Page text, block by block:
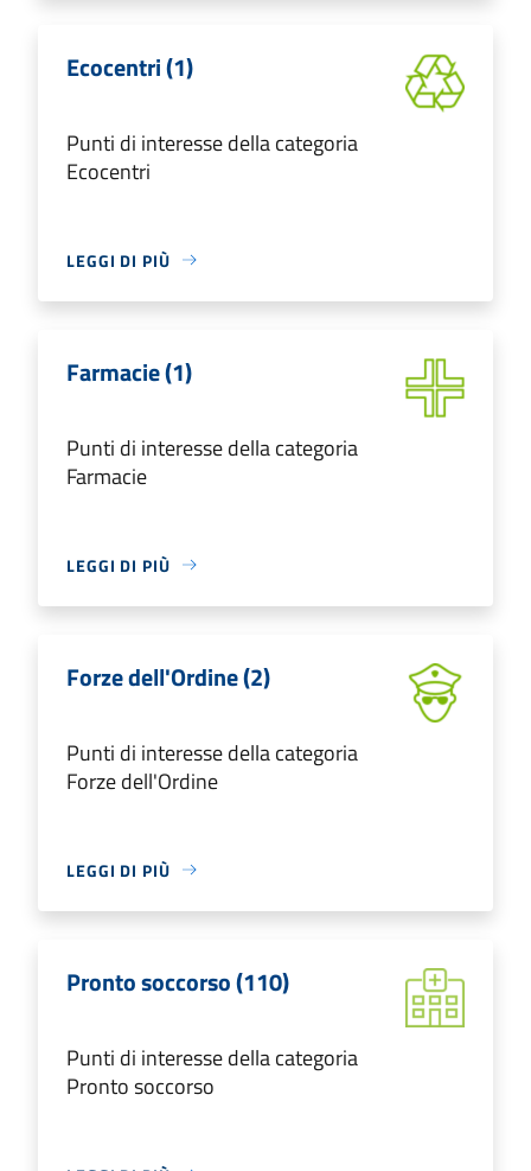
Ecocentri (1)
Punti di interesse della categoria
Ecocentri
LEGGI DI PIÙ
Farmacie (1)
Punti di interesse della categoria
Farmacie
LEGGI DI PIÙ
Forze dell'Ordine (2)
Punti di interesse della categoria
Forze dell'Ordine
LEGGI DI PIÙ
Pronto soccorso (110)
Punti di interesse della categoria
Pronto soccorso